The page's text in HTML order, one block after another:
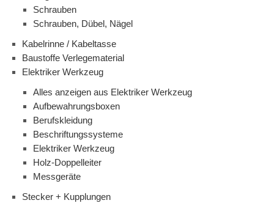
Schrauben
Schrauben, Dübel, Nägel
Kabelrinne / Kabeltasse
Baustoffe Verlegematerial
Elektriker Werkzeug
Alles anzeigen aus Elektriker Werkzeug
Aufbewahrungsboxen
Berufskleidung
Beschriftungssysteme
Elektriker Werkzeug
Holz-Doppelleiter
Messgeräte
Stecker + Kupplungen